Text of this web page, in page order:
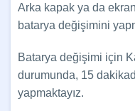
Arka kapak ya da
batarya değişimini
Batarya değişimi için
durumunda, 15
yapmaktayız.